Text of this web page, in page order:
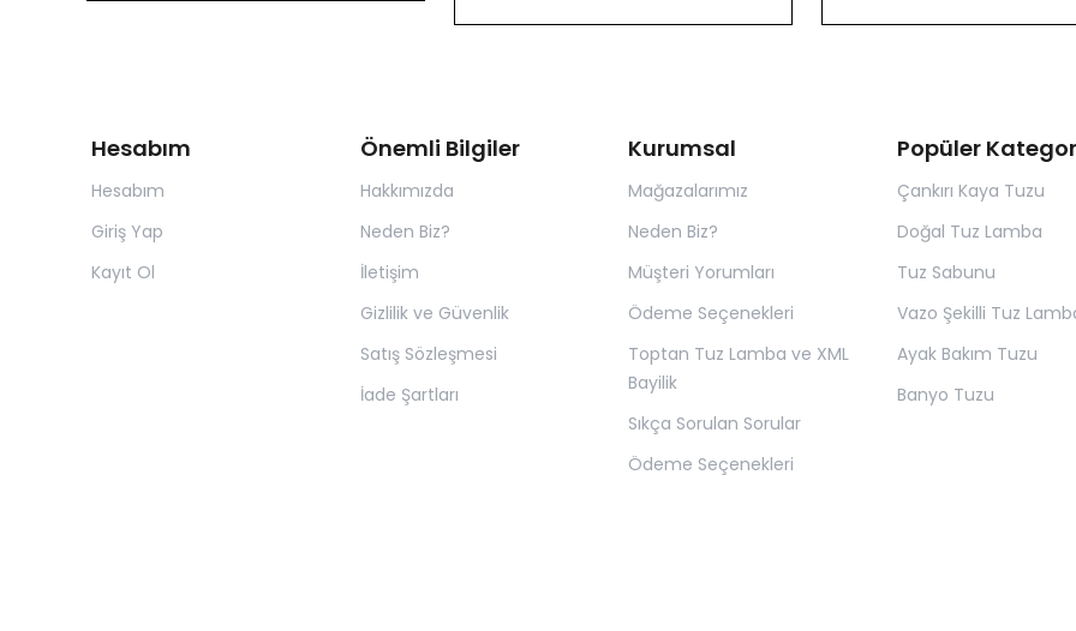
Hesabım
Hesabım
Giriş Yap
Kayıt Ol
Önemli Bilgiler
Hakkımızda
Neden Biz?
İletişim
Gizlilik ve Güvenlik
Satış Sözleşmesi
İade Şartları
Kurumsal
Mağazalarımız
Neden Biz?
Müşteri Yorumları
Ödeme Seçenekleri
Toptan Tuz Lamba ve XML
Bayilik
Sıkça Sorulan Sorular
Ödeme Seçenekleri
Popüler
Çankırı Kaya Tuzu
Doğal Tuz Lamba
Tuz Sabunu
Vazo Şekilli Tuz
Ayak Bakım Tuzu
Banyo Tuzu